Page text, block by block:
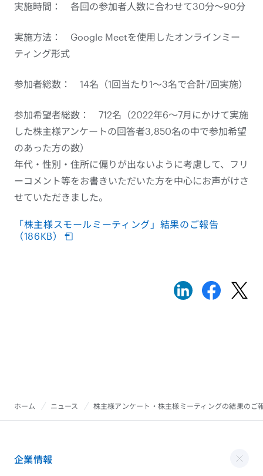
実施時間： 各回の参加者人数に合わせて30分～90分
実施方法： Google Meetを使用したオンラインミー
ティング形式
参加者総数： 14名（1回当たり1～3名で合計7回実施）
参加希望者総数： 712名（2022年6～7月にかけて実施
した株主様アンケートの回答者3,850名の中で参加希望
のあった方の数）
年代・性別・住所に偏りが出ないように考慮して、フリ
ーコメント等をお書きいただいた方を中心にお声がけさ
せていただきました。
「株主様スモールミーティング」結果のご報告
（186KB）
ホーム ニュース 株主様アンケート・株主様ミーティングの結果のご
企業情報